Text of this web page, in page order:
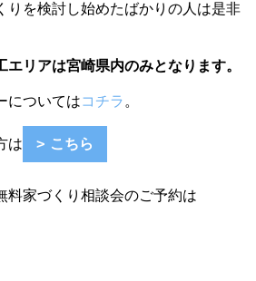
りを検討し始めたばかりの人は是非
リアは宮崎県内のみとなります。
についてはコチラ。
は こちら
家づくり相談会のご予約は